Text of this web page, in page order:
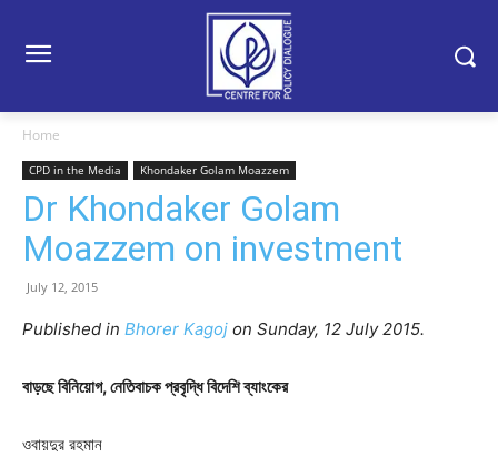
Home
CPD in the Media Khondaker Golam Moazzem
Dr Khondaker Golam
Moazzem on investment
July 12, 2015
Published in Bhorer Kagoj on Sunday, 12 July 2015.
বাড়ছে বিনিয়োগ, নেতিবাচক প্রবৃদ্ধি বিদেশি ব্যাংকের
ওবায়দুর রহমান